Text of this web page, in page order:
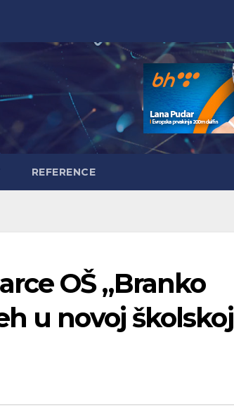
REFERENCE
OŠ „Branko
u novoj školskoj